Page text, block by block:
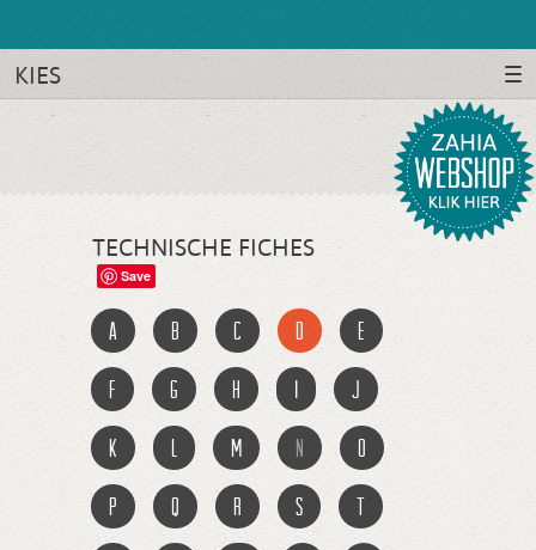
KIES
TECHNISCHE FICHES
Save
a b c d e
f g h i j
k l m n o
p q r s t